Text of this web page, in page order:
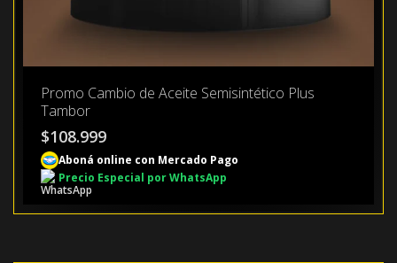
Promo Cambio de Aceite Semisintético Plus
Tambor
$108.999
Aboná online con Mercado Pago
Precio Especial por WhatsApp